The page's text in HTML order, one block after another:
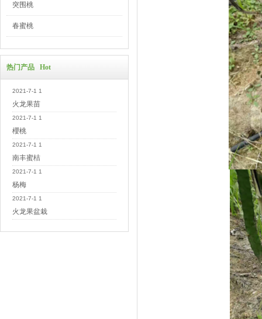
突围桃
春蜜桃
热门产品 Hot
2021-7-1 1
火龙果苗
2021-7-1 1
櫻桃
2021-7-1 1
南丰蜜桔
2021-7-1 1
杨梅
2021-7-1 1
火龙果盆栽